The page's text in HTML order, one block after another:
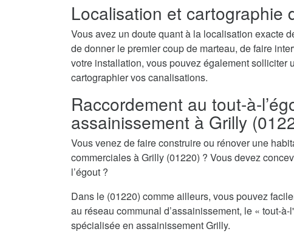
Localisation et cartographie
Vous avez un doute quant à la localisation exacte
de donner le premier coup de marteau, de faire
votre installation, vous pouvez également solliciter
cartographier vos canalisations.
Raccordement au tout-à-
assainissement à Grilly
Vous venez de faire construire ou rénover une
commerciales à Grilly (01220) ? Vous devez
l’égout ?
Dans le (01220) comme ailleurs, vous pouvez
au réseau communal d’assainissement, le « tout-
spécialisée en assainissement Grilly.